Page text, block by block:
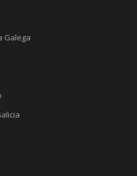
Galega